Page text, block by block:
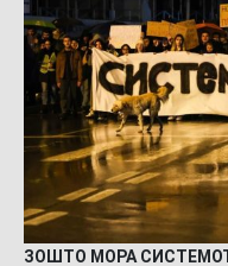
ЗОШТО МОРА